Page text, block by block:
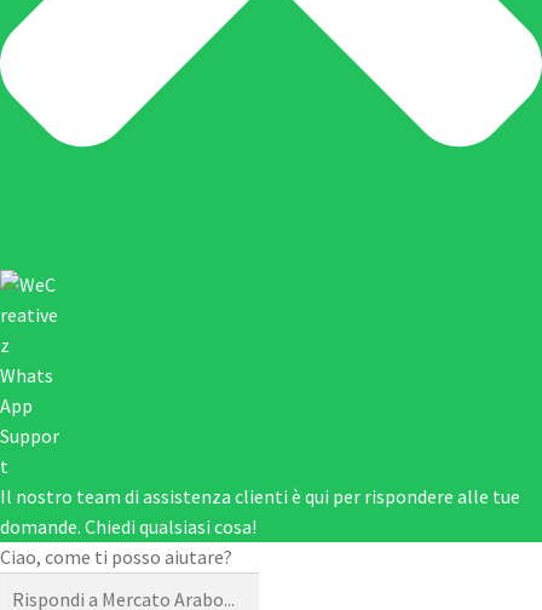
Il nostro team di assistenza clienti è qui per rispondere alle tue
domande. Chiedi qualsiasi cosa!
Ciao, come ti posso aiutare?